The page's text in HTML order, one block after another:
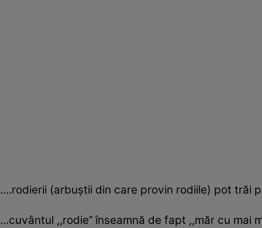
....rodierii (arbuștii din care provin rodiile) pot trăi
...cuvântul ,,rodie’’ înseamnă de fapt ,,măr cu mai